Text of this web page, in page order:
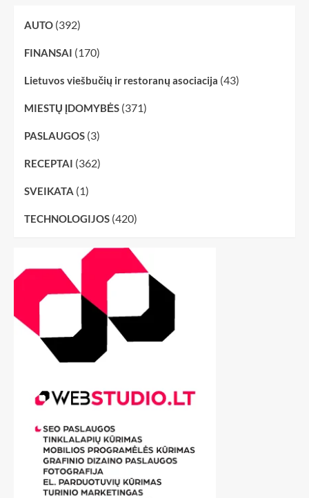
AUTO (392)
FINANSAI (170)
Lietuvos viešbučių ir restoranų asociacija (43)
MIESTŲ ĮDOMYBĖS (371)
PASLAUGOS (3)
RECEPTAI (362)
SVEIKATA (1)
TECHNOLOGIJOS (420)